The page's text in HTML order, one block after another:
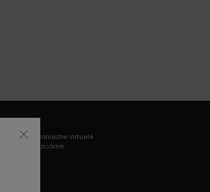
Probeer de iconische virtuele
try-on van Lancôme